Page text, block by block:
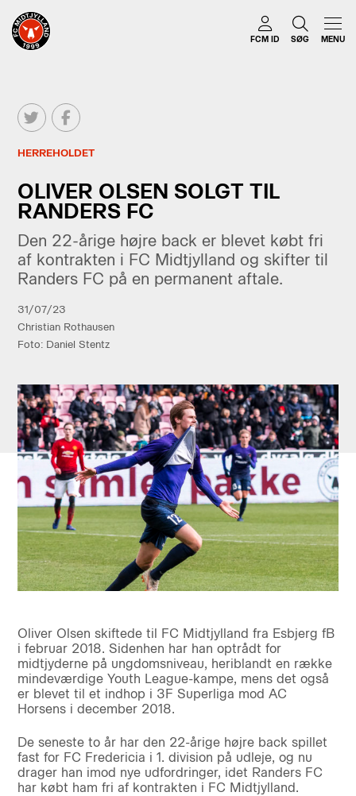
FCM ID SØG MENU
HERREHOLDET
OLIVER OLSEN SOLGT TIL
RANDERS FC
Den 22-årige højre back er blevet købt fri
af kontrakten i FC Midtjylland og skifter til
Randers FC på en permanent aftale.
31/07/23
Christian Rothausen
Foto: Daniel Stentz
Oliver Olsen skiftede til FC Midtjylland fra Esbjerg fB
i februar 2018. Sidenhen har han optrådt for
midtjyderne på ungdomsniveau, heriblandt en række
mindeværdige Youth League-kampe, mens det også
er blevet til et indhop i 3F Superliga mod AC
Horsens i december 2018.
De seneste to år har den 22-årige højre back spillet
fast for FC Fredericia i 1. division på udleje, og nu
drager han imod nye udfordringer, idet Randers FC
har købt ham fri af kontrakten i FC Midtjylland.